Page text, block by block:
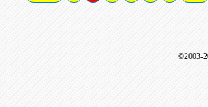
©2003-